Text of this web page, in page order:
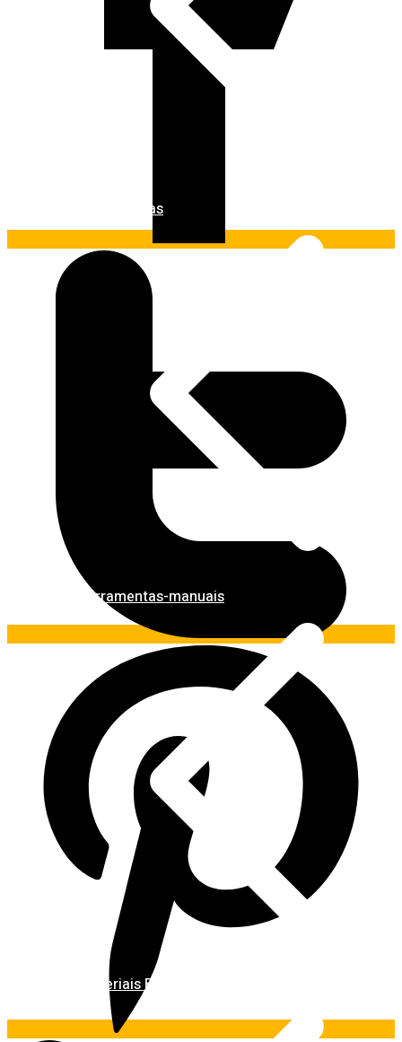
Ferramentas
Ferramentas-manuais
Materiais Básicos